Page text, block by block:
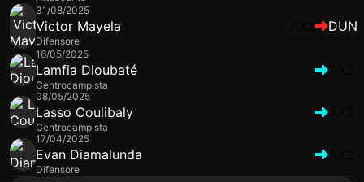
31/08/2025
Victor Mayela
Difensore
DUN
16/05/2025
Lamfia Dioubaté
Centrocampista
08/05/2025
Lasso Coulibaly
Centrocampista
17/04/2025
Evan Diamalunda
Difensore